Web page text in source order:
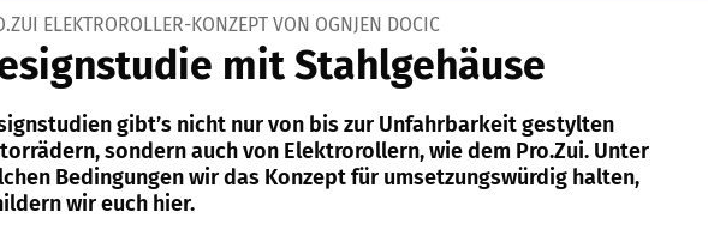
ELEKTROROLLER-KONZEPT VON OGNJEN DOCIC
mit Stahlgehäuse
gibt’s nicht nur von bis zur Unfahrbarkeit gestylten
sondern auch von Elektrorollern, wie dem Pro.Zui. Unter
Bedingungen wir das Konzept für umsetzungswürdig halten,
wir euch hier.